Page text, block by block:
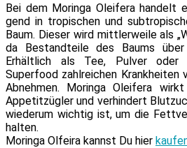
Bei dem Moringa Oleifera han­delt
gend in tro­pi­schen und
Baum. Dieser wird mitt­ler­wei­le als
da Bestandteile des Baums
Erhältlich als Tee, Pulver oder
Superfood zahl­rei­chen
Abnehmen. Moringa Oleifera
Appetitzügler und ver­hin­dert
wie­der­um wich­tig ist, um die
halten.
Moringa Olfeira kannst Du hier